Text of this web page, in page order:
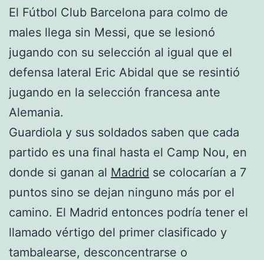
El Fútbol Club Barcelona para colmo de
males llega sin Messi, que se lesionó
jugando con su selección al igual que el
defensa lateral Eric Abidal que se resintió
jugando en la selección francesa ante
Alemania.
Guardiola y sus soldados saben que cada
partido es una final hasta el Camp Nou, en
donde si ganan al Madrid se colocarían a 7
puntos sino se dejan ninguno más por el
camino. El Madrid entonces podría tener el
llamado vértigo del primer clasificado y
tambalearse, desconcentrarse o